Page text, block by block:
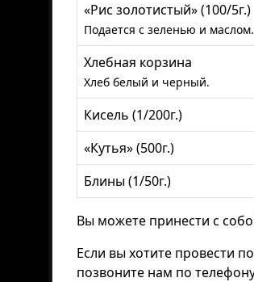
«Рис золотистый» (100/5г.)
Подается с зеленью и маслом.
Хлебная корзина
Хлеб белый и черный.
Кисель (1/200г.)
«Кутья» (500г.)
Блины (1/50г.)
Вы можете принести с
Если вы хотите провести
позвоните нам по